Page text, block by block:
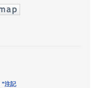
*注記